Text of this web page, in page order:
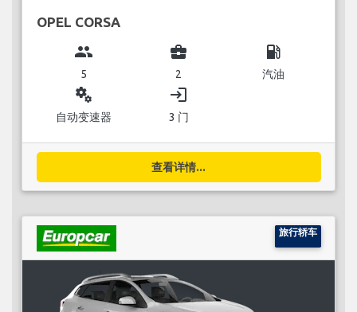
OPEL CORSA
group
5
business_center
2
local_gas_station
汽油
miscellaneous_services
自动变速器
login
3 门
查看详情...
旅行轿车